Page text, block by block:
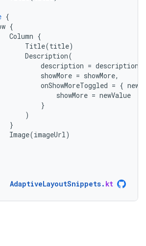
{
{
Column {
Title(title)
Description(
description = description
showMore = showMore,
onShowMoreToggled = {
showMore = newValue
}
)
}
Image(imageUrl)
AdaptiveLayoutSnippets. kt